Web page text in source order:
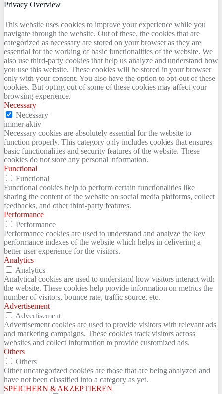
Privacy Overview
This website uses cookies to improve your experience while you
navigate through the website. Out of these, the cookies that are
categorized as necessary are stored on your browser as they are
essential for the working of basic functionalities of the website. We
also use third-party cookies that help us analyze and understand how
you use this website. These cookies will be stored in your browser
only with your consent. You also have the option to opt-out of these
cookies. But opting out of some of these cookies may affect your
browsing experience.
Necessary
Necessary
immer aktiv
Necessary cookies are absolutely essential for the website to
function properly. This category only includes cookies that ensures
basic functionalities and security features of the website. These
cookies do not store any personal information.
Functional
Functional
Functional cookies help to perform certain functionalities like
sharing the content of the website on social media platforms, collect
feedbacks, and other third-party features.
Performance
Performance
Performance cookies are used to understand and analyze the key
performance indexes of the website which helps in delivering a
better user experience for the visitors.
Analytics
Analytics
Analytical cookies are used to understand how visitors interact with
the website. These cookies help provide information on metrics the
number of visitors, bounce rate, traffic source, etc.
Advertisement
Advertisement
Advertisement cookies are used to provide visitors with relevant ads
and marketing campaigns. These cookies track visitors across
websites and collect information to provide customized ads.
Others
Others
Other uncategorized cookies are those that are being analyzed and
have not been classified into a category as yet.
SPEICHERN & AKZEPTIEREN